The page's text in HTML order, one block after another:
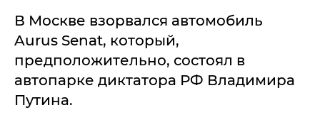
В Москве взорвался автомобиль
Aurus Senat, который,
предположительно, состоял в
автопарке диктатора РФ Владимира
Путина.